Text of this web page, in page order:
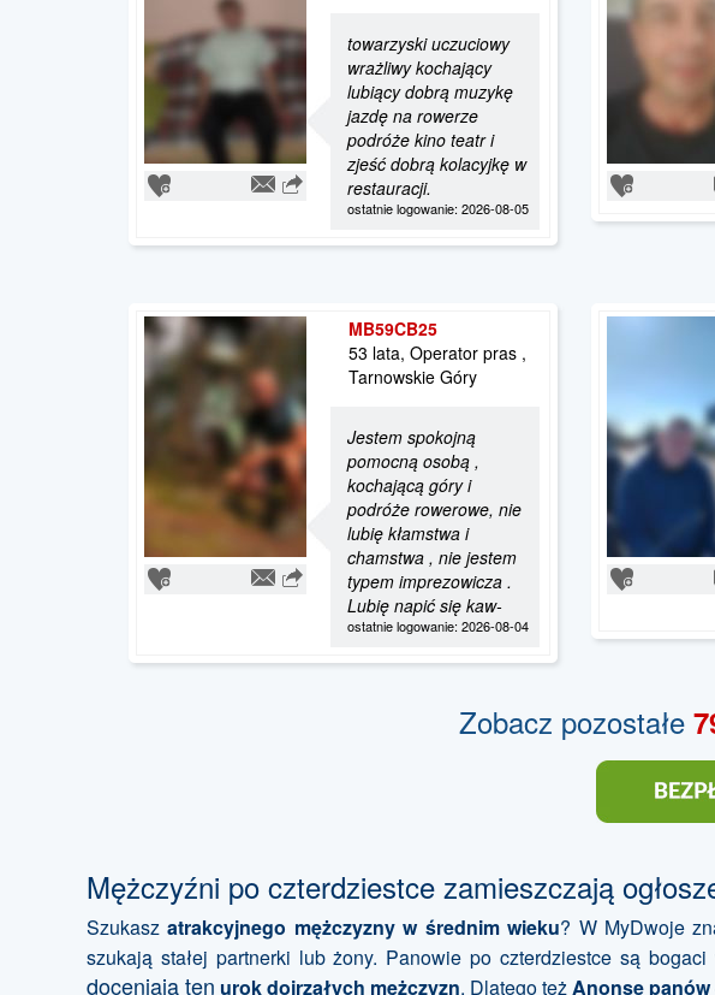
towarzyski uczuciowy
wrażliwy kochający
lubiący dobrą muzykę
jazdę na rowerze
podróże kino teatr i
zjeść dobrą kolacyjkę w
restauracji.
ostatnie logowanie: 2026-08-05
MB59CB25
53 lata, Operator pras ,
Tarnowskie Góry
Jestem spokojną
pomocną osobą ,
kochającą góry i
podróże rowerowe, nie
lubię kłamstwa i
chamstwa , nie jestem
typem imprezowicza .
Lubię napić się kaw-
ostatnie logowanie: 2026-08-04
Zobacz pozostałe
Mężczyźni po czterdziestce zamieszczają
Szukaszatrakcyjnego mężczyzny w średnim wieku? W MyDwoje
szukają stałej partnerki lub żony. Panowie po czterdziestce są
doceniają ten urok dojrzałych mężczyzn. Dlatego teżAnonse panów